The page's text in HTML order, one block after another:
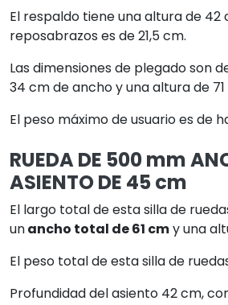
El respaldo tiene una altura de 42
reposabrazos es de 21,5 cm.
Las dimensiones de plegado son
34 cm de ancho y una altura de 71
El peso máximo de usuario es de
RUEDA DE 500 mm
ASIENTO DE 45 cm
El largo total de esta silla de
unancho total de 61 cmy una
El peso total de esta silla de
Profundidad del asiento 42 cm,